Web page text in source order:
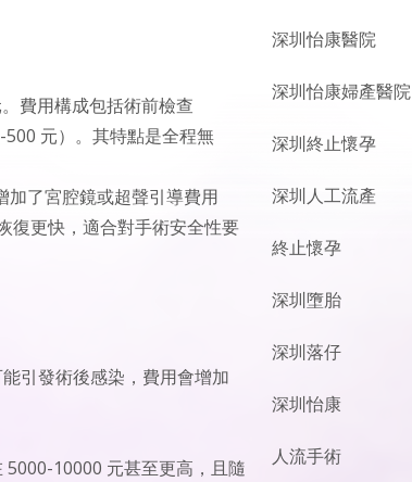
費用構成包括術前檢查
元）。其特點是全程無
加了宮腔鏡或超聲引導費用
復更快，適合對手術安全性要
引發術後感染，費用會增加
10000 元甚至更高，且隨
深圳怡康醫院
深圳怡康婦產醫院
深圳終止懷孕
深圳人工流產
終止懷孕
深圳墮胎
深圳落仔
深圳怡康
人流手術